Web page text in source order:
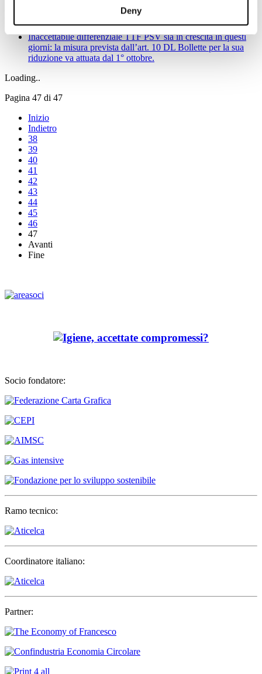
Deny
Inaccettabile differenziale TTF PSV sia in crescita in questi
giorni: la misura prevista dall’art. 10 DL Bollette per la sua
riduzione va attuata dal 1° ottobre.
Loading..
Pagina 47 di 47
Inizio
Indietro
38
39
40
41
42
43
44
45
46
47
Avanti
Fine
Socio fondatore:
Ramo tecnico:
Coordinatore italiano:
Partner: